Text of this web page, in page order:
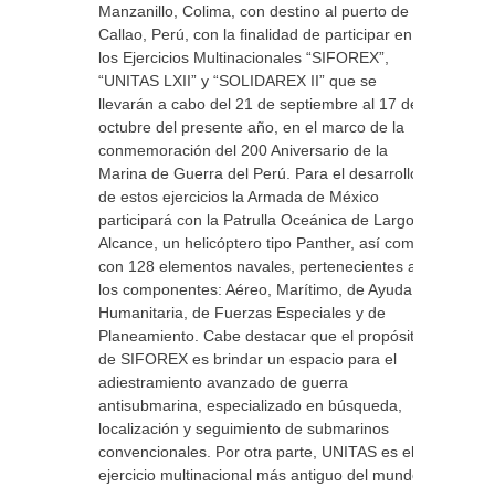
Manzanillo, Colima, con destino al puerto de El
Callao, Perú, con la finalidad de participar en
los Ejercicios Multinacionales “SIFOREX”,
“UNITAS LXII” y “SOLIDAREX II” que se
llevarán a cabo del 21 de septiembre al 17 de
octubre del presente año, en el marco de la
conmemoración del 200 Aniversario de la
Marina de Guerra del Perú. Para el desarrollo
de estos ejercicios la Armada de México
participará con la Patrulla Oceánica de Largo
Alcance, un helicóptero tipo Panther, así como
con 128 elementos navales, pertenecientes a
los componentes: Aéreo, Marítimo, de Ayuda
Humanitaria, de Fuerzas Especiales y de
Planeamiento. Cabe destacar que el propósito
de SIFOREX es brindar un espacio para el
adiestramiento avanzado de guerra
antisubmarina, especializado en búsqueda,
localización y seguimiento de submarinos
convencionales. Por otra parte, UNITAS es el
ejercicio multinacional más antiguo del mundo,